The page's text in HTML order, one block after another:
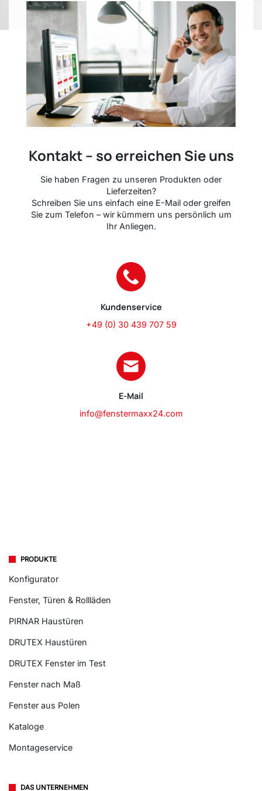
Kontakt – so erreichen Sie uns
Sie haben Fragen zu unseren Produkten oder
Lieferzeiten?
Schreiben Sie uns einfach eine E-Mail oder greifen
Sie zum Telefon – wir kümmern uns persönlich um
Ihr Anliegen.
Kundenservice
+49 (0) 30 439 707 59
E-Mail
info@fenstermaxx24.com
PRODUKTE
Konfigurator
Fenster, Türen & Rollläden
PIRNAR Haustüren
DRUTEX Haustüren
DRUTEX Fenster im Test
Fenster nach Maß
Fenster aus Polen
Kataloge
Montageservice
DAS UNTERNEHMEN